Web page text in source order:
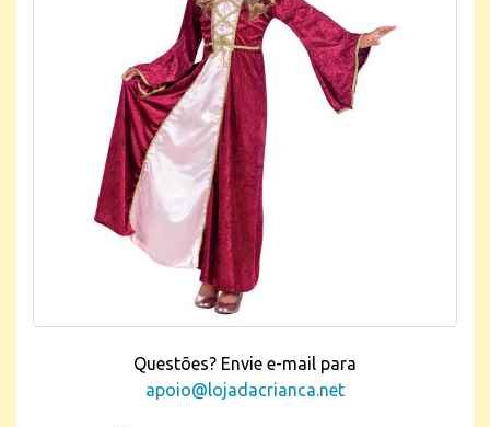
Questões? Envie e-mail para
apoio@lojadacrianca.net